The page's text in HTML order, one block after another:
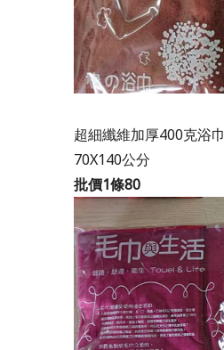
超細纖維加厚400克浴巾
70X140公分
批價1條80